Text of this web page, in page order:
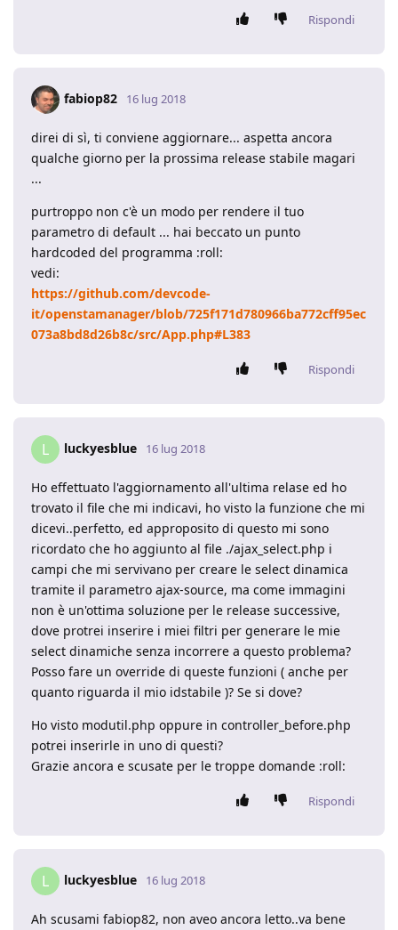
Rispondi
fabiop82 16 lug 2018
direi di sì, ti conviene aggiornare... aspetta ancora
qualche giorno per la prossima release stabile magari
...
purtroppo non c'è un modo per rendere il tuo
parametro di default ... hai beccato un punto
hardcoded del programma :roll:
vedi:
https://github.com/devcode-
it/openstamanager/blob/725f171d780966ba772cff95ec
073a8bd8d26b8c/src/App.php#L383
Rispondi
L luckyesblue 16 lug 2018
Ho effettuato l'aggiornamento all'ultima relase ed ho
trovato il file che mi indicavi, ho visto la funzione che mi
dicevi..perfetto, ed approposito di questo mi sono
ricordato che ho aggiunto al file ./ajax_select.php i
campi che mi servivano per creare le select dinamica
tramite il parametro ajax-source, ma come immagini
non è un'ottima soluzione per le release successive,
dove protrei inserire i miei filtri per generare le mie
select dinamiche senza incorrere a questo problema?
Posso fare un override di queste funzioni ( anche per
quanto riguarda il mio idstabile )? Se si dove?
Ho visto modutil.php oppure in controller_before.php
potrei inserirle in uno di questi?
Grazie ancora e scusate per le troppe domande :roll:
Rispondi
L luckyesblue 16 lug 2018
Ah scusami fabiop82, non aveo ancora letto..va bene